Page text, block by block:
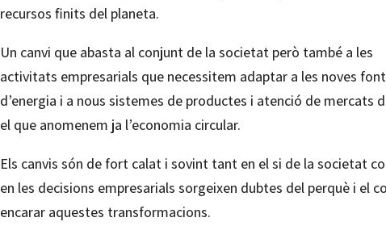
recursos finits del planeta.
Un canvi que abasta al conjunt de la societat però també a les
activitats empresarials que necessitem adaptar a les noves
d’energia i a nous sistemes de productes i atenció de mercats
el que anomenem ja l’economia circular.
Els canvis són de fort calat i sovint tant en el si de la societat
en les decisions empresarials sorgeixen dubtes del perquè i el
encarar aquestes transformacions.